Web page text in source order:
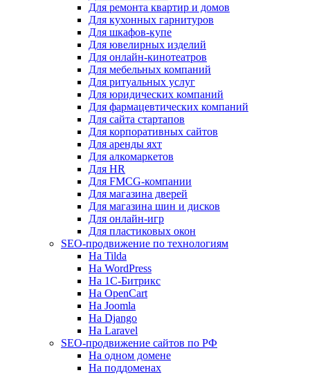
Для ремонта квартир и домов
Для кухонных гарнитуров
Для шкафов-купе
Для ювелирных изделий
Для онлайн-кинотеатров
Для мебельных компаний
Для ритуальных услуг
Для юридических компаний
Для фармацевтических компаний
Для сайта стартапов
Для корпоративных сайтов
Для аренды яхт
Для алкомаркетов
Для HR
Для FMCG-компании
Для магазина дверей
Для магазина шин и дисков
Для онлайн-игр
Для пластиковых окон
SEO-продвижение по технологиям
На Tilda
На WordPress
На 1С-Битрикс
На OpenCart
На Joomla
На Django
На Laravel
SEO-продвижение сайтов по РФ
На одном домене
На поддоменах